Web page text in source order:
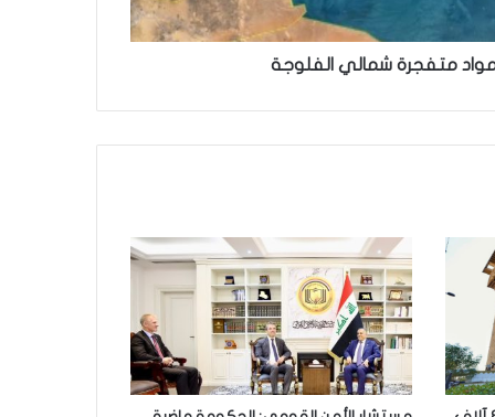
مواد متفجرة شمالي الفلوجة